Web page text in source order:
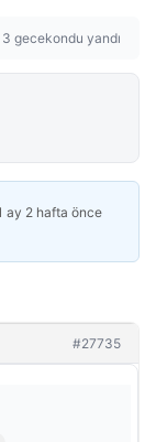
gecekondu yandı
ay 2 hafta önce
#27735